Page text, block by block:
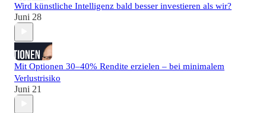
Wird künstliche Intelligenz bald besser investieren als wir?
Juni 28
Mit Optionen 30–40% Rendite erzielen – bei minimalem
Verlustrisiko
Juni 21